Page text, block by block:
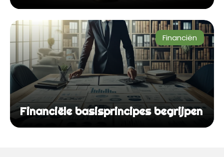
Financiën
Financiële basisprincipes begrijpen